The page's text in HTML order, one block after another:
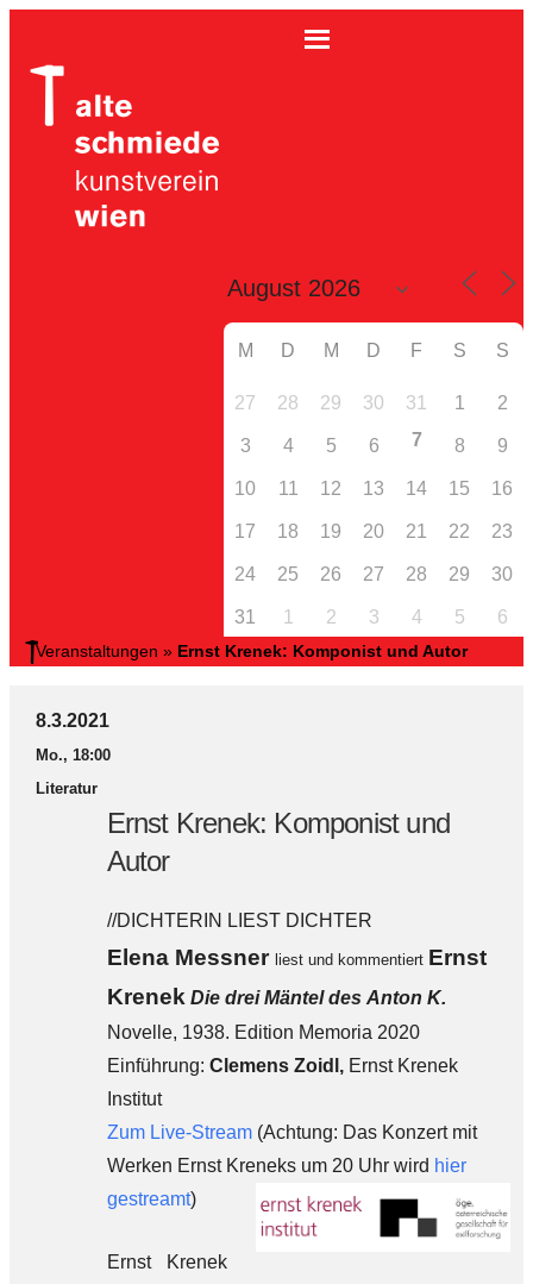
M D M D F S S
27 28 29 30 31 1 2
3 4 5 6 7 8 9
10 11 12 13 14 15 16
17 18 19 20 21 22 23
24 25 26 27 28 29 30
31 1 2 3 4 5 6
Veranstaltungen » Ernst Krenek: Komponist und Autor
8.3.2021
Mo., 18:00
Literatur
Ernst Krenek: Komponist und
Autor
//DICHTERIN LIEST DICHTER
Elena Messner liest und kommentiert Ernst
Krenek Die drei Mäntel des Anton K.
Novelle, 1938. Edition Memoria 2020
Einführung: Clemens Zoidl, Ernst Krenek
Institut
Zum Live-Stream(Achtung: Das Konzert mit
Werken Ernst Kreneks um 20 Uhr wird hier
gestreamt)
Ernst Krenek